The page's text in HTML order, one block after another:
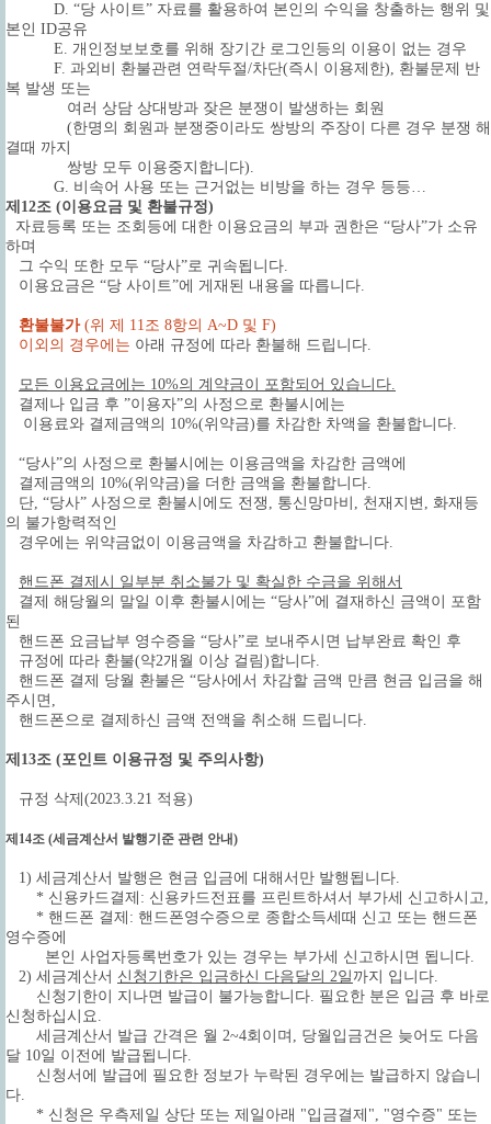
D. “당 사이트” 자료를 활용하여 본인의 수익을 창출하는 행위 및
본인 ID공유
E. 개인정보보호를 위해 장기간 로그인등의 이용이 없는 경우
F. 과외비 환불관련 연락두절/차단(즉시 이용제한), 환불문제 반
복 발생 또는
여러 상담 상대방과 잦은 분쟁이 발생하는 회원
(한명의 회원과 분쟁중이라도 쌍방의 주장이 다른 경우 분쟁 해
결때 까지
쌍방 모두 이용중지합니다).
G. 비속어 사용 또는 근거없는 비방을 하는 경우 등등…
제12조 (이용요금 및 환불규정)
자료등록 또는 조회등에 대한 이용요금의 부과 권한은 “당사”가 소유
하며
그 수익 또한 모두 “당사”로 귀속됩니다.
이용요금은 “당 사이트”에 게재된 내용을 따릅니다.
환불불가(위 제 11조 8항의 A~D 및 F)
이외의 경우에는 아래 규정에 따라 환불해 드립니다.
모든 이용요금에는 10%의 계약금이 포함되어 있습니다.
결제나 입금 후 ”이용자”의 사정으로 환불시에는
이용료와 결제금액의 10%(위약금)를 차감한 차액을 환불합니다.
“당사”의 사정으로 환불시에는 이용금액을 차감한 금액에
결제금액의 10%(위약금)을 더한 금액을 환불합니다.
단, “당사” 사정으로 환불시에도 전쟁, 통신망마비, 천재지변, 화재등
의 불가항력적인
경우에는 위약금없이 이용금액을 차감하고 환불합니다.
핸드폰 결제시 일부분 취소불가 및 확실한 수금을 위해서
결제 해당월의 말일 이후 환불시에는 “당사”에 결재하신 금액이 포함
된
핸드폰 요금납부 영수증을 “당사”로 보내주시면 납부완료 확인 후
규정에 따라 환불(약2개월 이상 걸림)합니다.
핸드폰 결제 당월 환불은 “당사에서 차감할 금액 만큼 현금 입금을 해
주시면,
핸드폰으로 결제하신 금액 전액을 취소해 드립니다.
제13조 (포인트 이용규정 및 주의사항)
규정 삭제(2023.3.21 적용)
제14조 (세금계산서 발행기준 관련 안내)
1) 세금계산서 발행은 현금 입금에 대해서만 발행됩니다.
* 신용카드결제: 신용카드전표를 프린트하셔서 부가세 신고하시고,
* 핸드폰 결제: 핸드폰영수증으로 종합소득세때 신고 또는 핸드폰
영수증에
본인 사업자등록번호가 있는 경우는 부가세 신고하시면 됩니다.
2) 세금계산서 신청기한은 입금하신 다음달의 2일 까지 입니다.
신청기한이 지나면 발급이 불가능합니다. 필요한 분은 입금 후 바로
신청하십시요.
세금계산서 발급 간격은 월 2~4회이며, 당월입금건은 늦어도 다음
달 10일 이전에 발급됩니다.
신청서에 발급에 필요한 정보가 누락된 경우에는 발급하지 않습니
다.
* 신청은 우측제일 상단 또는 제일아래 "입금결제", "영수증" 또는